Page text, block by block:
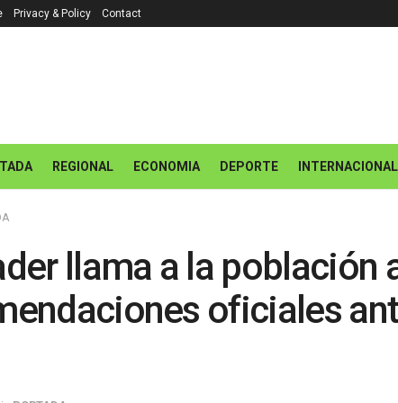
Privacy & Policy Contact
REGIONAL ECONOMIA DEPORTE INTERNACIONAL
llama a la población
oficiales